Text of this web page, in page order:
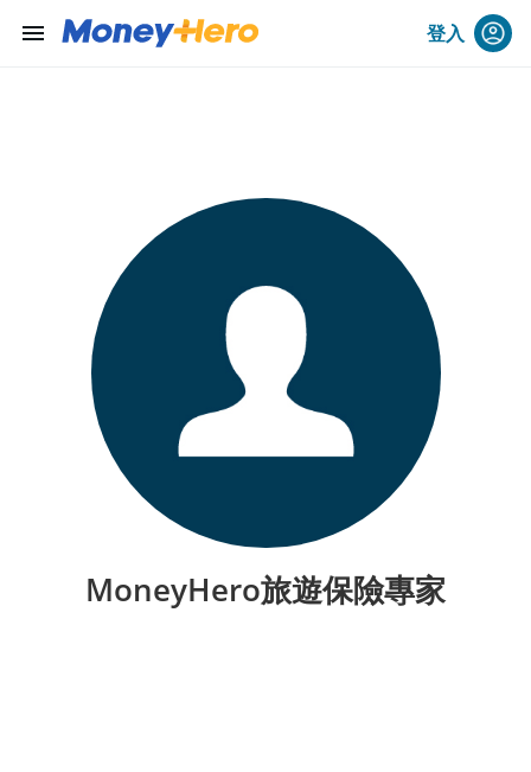
menu 登入
MoneyHero旅遊保險專家